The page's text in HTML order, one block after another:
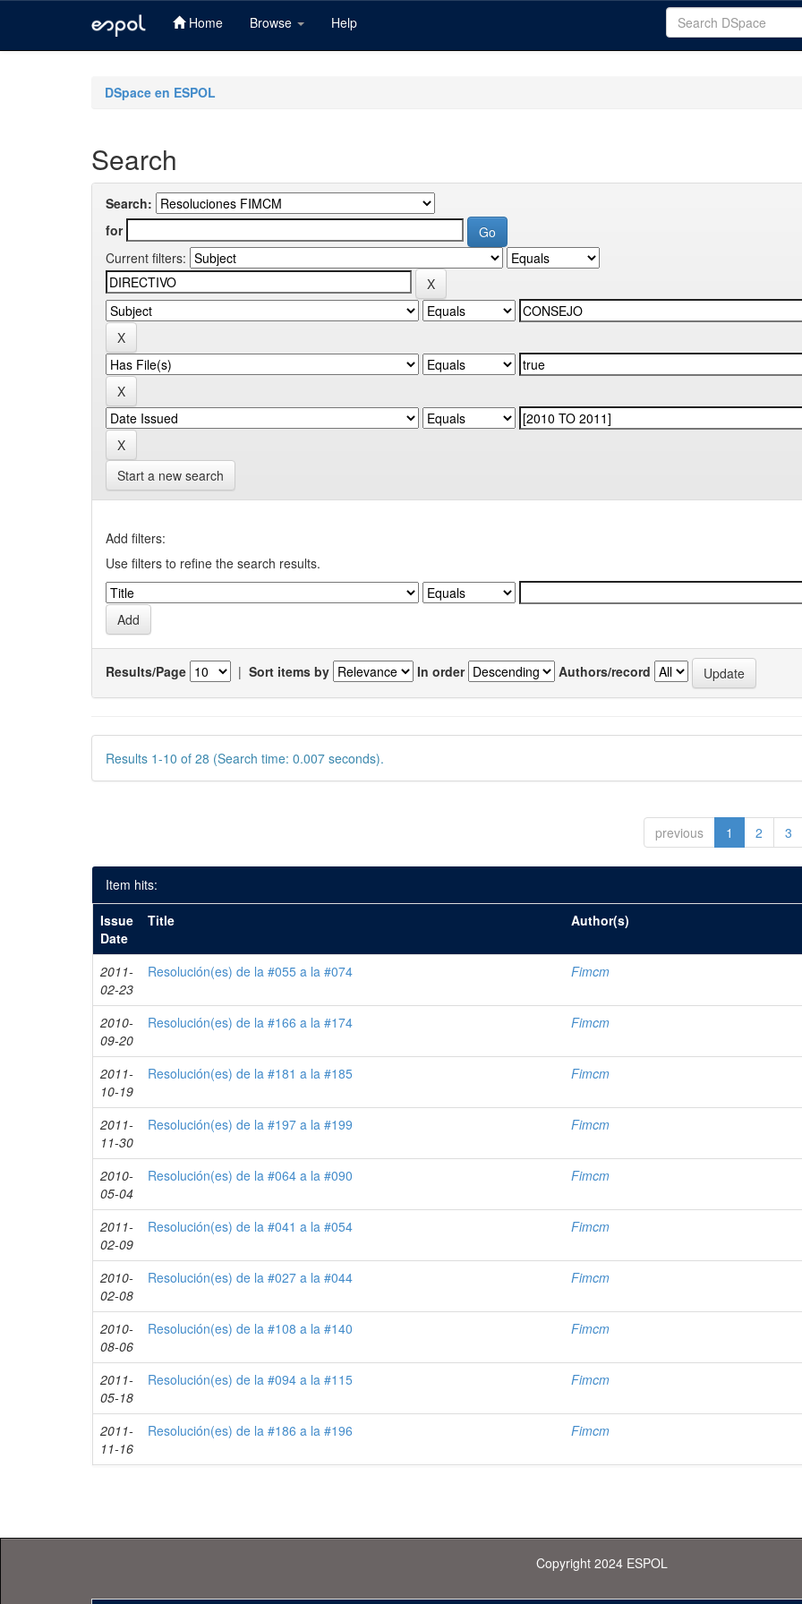
Home Browse Help
DSpace en ESPOL
Search
Search:
for
Current filters:
Start a new search
Add filters:
Use filters to refine the search results.
Results/Page | Sort items by In order Authors/record
Results 1-10 of 28 (Search time: 0.007 seconds).
previous 1 2 3
Item hits:
Issue
Date
Title Author(s)
2011-
02-23
Resolución(es) de la #055 a la #074 Fimcm
2010-
09-20
Resolución(es) de la #166 a la #174 Fimcm
2011-
10-19
Resolución(es) de la #181 a la #185 Fimcm
2011-
11-30
Resolución(es) de la #197 a la #199 Fimcm
2010-
05-04
Resolución(es) de la #064 a la #090 Fimcm
2011-
02-09
Resolución(es) de la #041 a la #054 Fimcm
2010-
02-08
Resolución(es) de la #027 a la #044 Fimcm
2010-
08-06
Resolución(es) de la #108 a la #140 Fimcm
2011-
05-18
Resolución(es) de la #094 a la #115 Fimcm
2011-
11-16
Resolución(es) de la #186 a la #196 Fimcm
Copyright 2024 ESPOL